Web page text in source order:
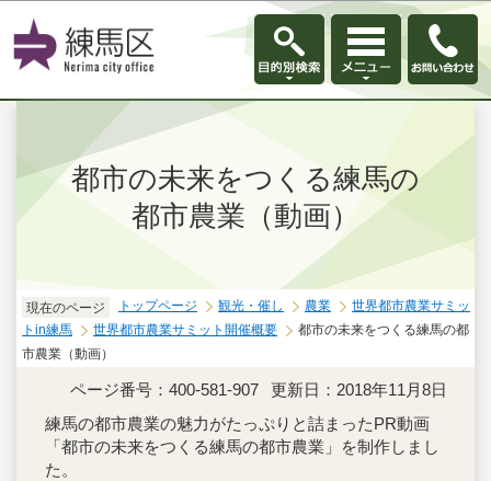
このページの本文へ移動
都市の未来をつくる練馬の
都市農業（動画）
現在のページ トップページ 観光・催し 農業
世界都市農業サミッ
トin練馬
世界都市農業サミット開催概要
都市の未来をつくる練馬の都
市農業（動画）
ページ番号：400-581-907
更新日：2018年11月8日
練馬の都市農業の魅力がたっぷりと詰まったPR動画
「都市の未来をつくる練馬の都市農業」を制作しまし
た。